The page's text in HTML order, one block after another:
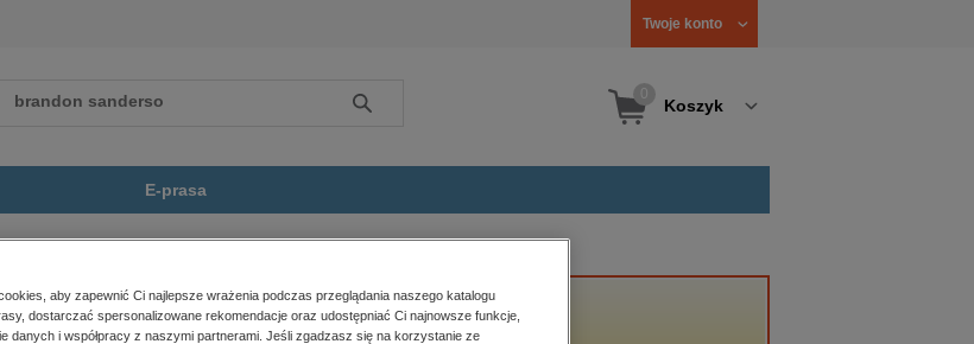
Twoje konto
Szukaj Koszyk
E-prasa
społeczno-informacyjne
aby zapewnić Ci najlepsze wrażenia podczas przeglądania naszego katalogu
dostarczać spersonalizowane rekomendacje oraz udostępniać Ci najnowsze funkcje,
danych i współpracy z naszymi partnerami. Jeśli zgadzasz się na korzystanie ze